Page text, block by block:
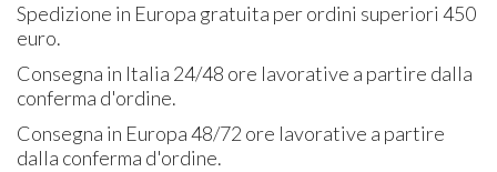
Spedizione in Europa gratuita per ordini superiori 450
euro.
Consegna in Italia 24/48 ore lavorative a partire dalla
conferma d'ordine.
Consegna in Europa 48/72 ore lavorative a partire
dalla conferma d'ordine.